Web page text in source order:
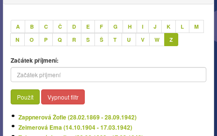
A B C Č D E F G H I J K L
M
N
O P Q R S Š T U V W Z
Začátek příjmení:
Použít Vypnout filtr
Zappnerová Žofie (28.02.1869 - 28.09.1942)
Zeimerová Ema (14.10.1904 - 17.03.1942)